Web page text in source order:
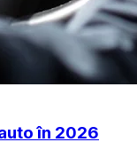
în 2026